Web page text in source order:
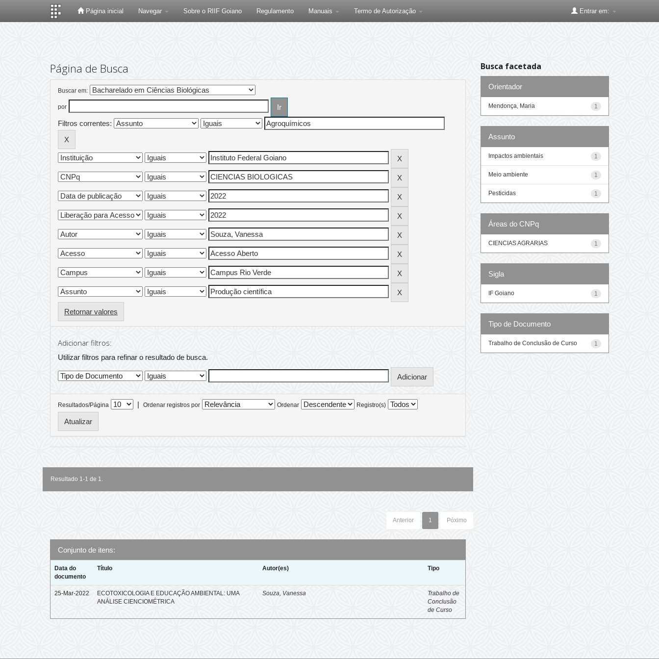
Página inicial Navegar Sobre o RIIF Goiano Regulamento Manuais Termo de Autorização Entrar em:
Página de Busca
Buscar em:
por
Filtros correntes:
Retornar valores
Adicionar filtros:
Utilizar filtros para refinar o resultado de busca.
Resultados/Página | Ordenar registros por Ordenar Registro(s)
Resultado 1-1 de 1.
Anterior 1 Póximo
Conjunto de itens:
Data do
documento
Título Autor(es) Tipo
25-Mar-2022
ECOTOXICOLOGIA E EDUCAÇÃO AMBIENTAL: UMA
ANÁLISE CIENCIOMÉTRICA
Souza, Vanessa
Trabalho de
Conclusão
de Curso
Busca facetada
Orientador
1
Mendonça, Maria
Assunto
1
Impactos ambientais
1
Meio ambiente
1
Pesticidas
Áreas do CNPq
1
CIENCIAS AGRARIAS
Sigla
1
IF Goiano
Tipo de Documento
1
Trabalho de Conclusão de Curso